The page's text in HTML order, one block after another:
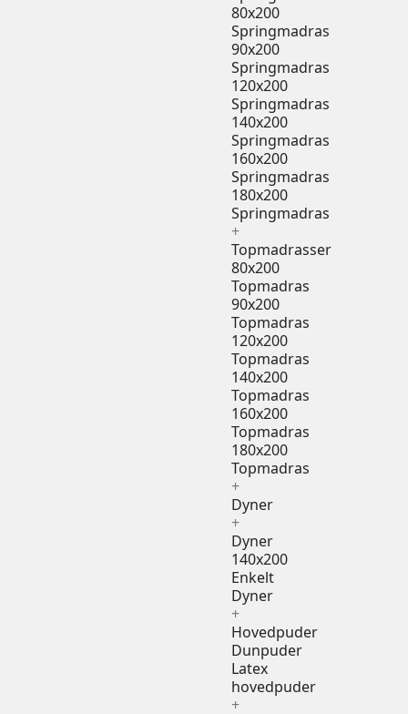
80x200
Springmadras
90x200
Springmadras
120x200
Springmadras
140x200
Springmadras
160x200
Springmadras
180x200
Springmadras
+
Topmadrasser
80x200
Topmadras
90x200
Topmadras
120x200
Topmadras
140x200
Topmadras
160x200
Topmadras
180x200
Topmadras
+
Dyner
+
Dyner
140x200
Enkelt
Dyner
+
Hovedpuder
Dunpuder
Latex
hovedpuder
+